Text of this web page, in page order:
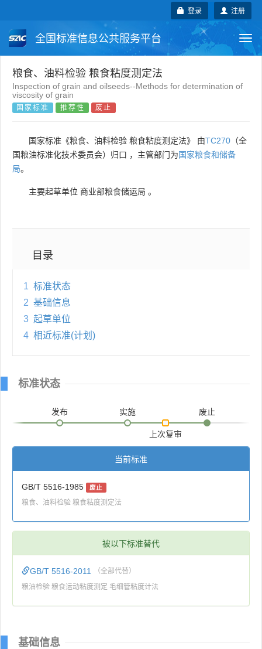
注册
登录
全国标准信息公共服务平台
国家标准 行业标准
团体标准
粮食、油料检验 粮食粘度测定法
Inspection of grain and oilseeds--Methods for determination of
viscosity of grain
国家标准 推荐性 废止
国家标准《粮食、油料检验 粮食粘度测定法》 由TC270 （全
国粮油标准化技术委员会）归口 ，主管部门为国家粮食和储备
局。
主要起草单位 商业部粮食储运局 。
目录
1 标准状态
2 基础信息
3 起草单位
4 相近标准(计划)
标准状态
发布 实施
上次复审
废止
当前标准
GB/T 5516-1985 废止
粮食、油料检验 粮食粘度测定法
被以下标准替代
GB/T 5516-2011 （全部代替）
粮油检验 粮食运动粘度测定 毛细管粘度计法
基础信息